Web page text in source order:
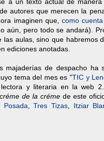
autores que merecen la
imaginen que, como
aún, pero todo se andará).
aulas, sino que habremos
ediciones anotadas.
majaderías de despacho
tema del mes es "TIC y
y literaria en la web
créme de la créme de este
Posada ,Tres Tizas Itziar